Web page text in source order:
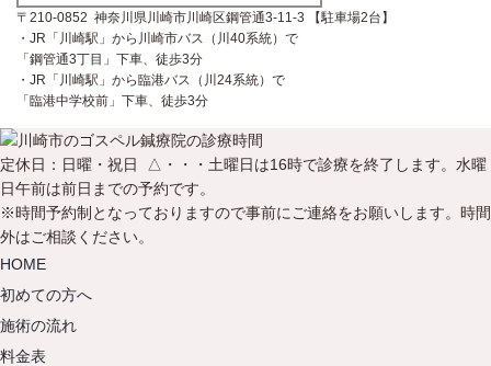
〒210-0852 神奈川県川崎市川崎区鋼管通3-11-3 【駐車場2台】
・JR「川崎駅」から川崎市バス（川40系統）で
「鋼管通3丁目」下車、徒歩3分
・JR「川崎駅」から臨港バス（川24系統）で
「臨港中学校前」下車、徒歩3分
定休日：日曜・祝日 △・・・土曜日は16時で診療を終了します。水曜
日午前は前日までの予約です。
※時間予約制となっておりますので事前にご連絡をお願いします。時間
外はご相談ください。
HOME
初めての方へ
施術の流れ
料金表